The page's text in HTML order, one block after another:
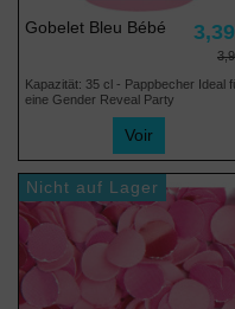
Gobelet Bleu Bébé
Kapazität: 35 cl - Pappbecher Ideal
eine Gender Reveal Party
Voir
Nicht auf Lager